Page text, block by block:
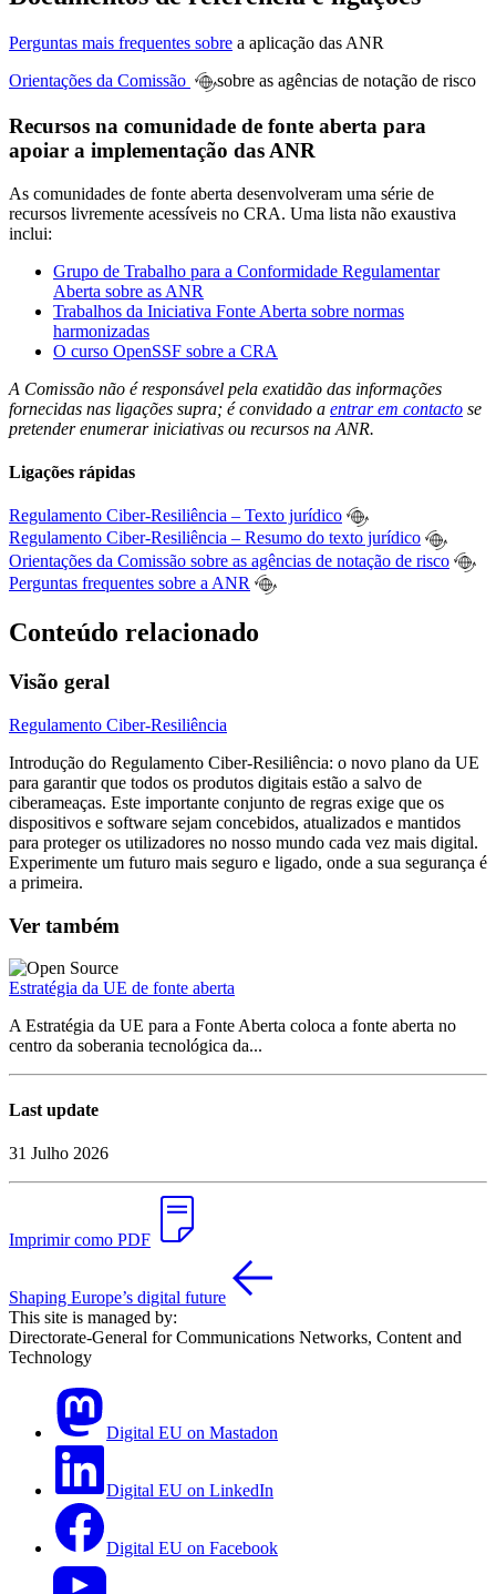
Perguntas mais frequentes sobre a aplicação das ANR
Orientações da Comissão
sobre as agências de notação de risco
Recursos na comunidade de fonte aberta para
apoiar a implementação das ANR
As comunidades de fonte aberta desenvolveram uma série de
recursos livremente acessíveis no CRA. Uma lista não exaustiva
inclui:
Grupo de Trabalho para a Conformidade Regulamentar
Aberta sobre as ANR
Trabalhos da Iniciativa Fonte Aberta sobre normas
harmonizadas
O curso OpenSSF sobre a CRA
A Comissão não é responsável pela exatidão das informações
fornecidas nas ligações supra; é convidado a entrar em contacto se
pretender enumerar iniciativas ou recursos na ANR.
Ligações rápidas
Regulamento Ciber-Resiliência – Texto jurídico
Regulamento Ciber-Resiliência – Resumo do texto jurídico
Orientações da Comissão sobre as agências de notação de risco
Perguntas frequentes sobre a ANR
Conteúdo relacionado
Visão geral
Regulamento Ciber-Resiliência
Introdução do Regulamento Ciber-Resiliência: o novo plano da UE
para garantir que todos os produtos digitais estão a salvo de
ciberameaças. Este importante conjunto de regras exige que os
dispositivos e software sejam concebidos, atualizados e mantidos
para proteger os utilizadores no nosso mundo cada vez mais digital.
Experimente um futuro mais seguro e ligado, onde a sua segurança é
a primeira.
Ver também
Estratégia da UE de fonte aberta
A Estratégia da UE para a Fonte Aberta coloca a fonte aberta no
centro da soberania tecnológica da...
Last update
31 Julho 2026
Imprimir como PDF
Shaping Europe’s digital future
This site is managed by:
Directorate-General for Communications Networks, Content and
Technology
Digital EU on Mastadon
Digital EU on LinkedIn
Digital EU on Facebook